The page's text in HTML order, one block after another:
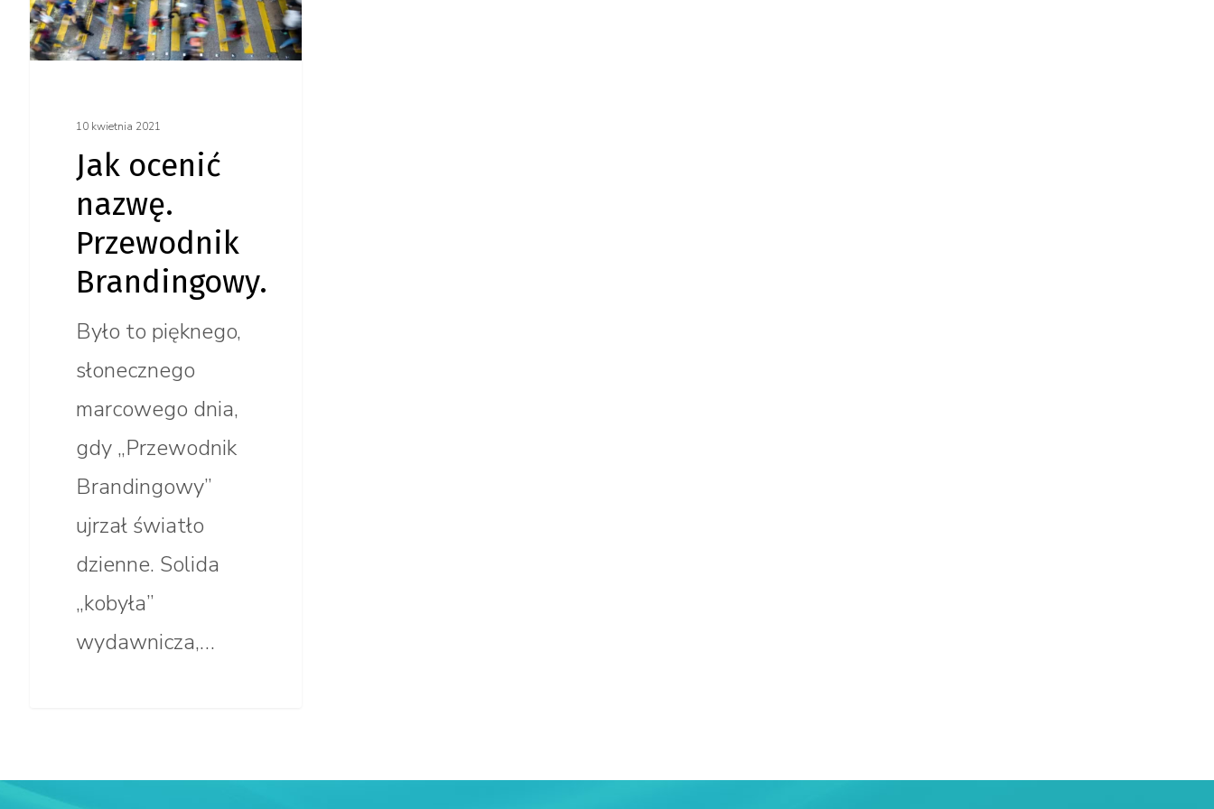
Przewodnik
Brandingowy.
10 kwietnia 2021
Jak ocenić
nazwę.
Przewodnik
Brandingowy.
Było to pięknego,
słonecznego
marcowego dnia,
gdy „Przewodnik
Brandingowy”
ujrzał światło
dzienne. Solida
„kobyła”
wydawnicza,…